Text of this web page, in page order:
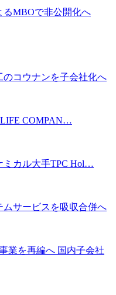
るMBOで非公開化へ
コウナンを子会社化へ
LIFE COMPAN…
ミカル大手TPC Hol…
サービスを吸収合併へ
業を再編へ 国内子会社